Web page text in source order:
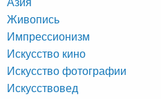
Живопись
Импрессионизм
Искусство кино
Искусство фотографии
Искусствовед